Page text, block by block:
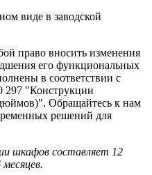
виде в заводской
право вносить изменения
его функциональных
в соответствии с
297 "Конструкции
Обращайтесь к нам
решений для
шкафов составляет 12
месяцев.